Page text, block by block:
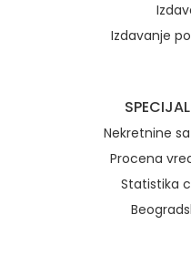
Izdavanje
Nekretnine
Procena
Statistika